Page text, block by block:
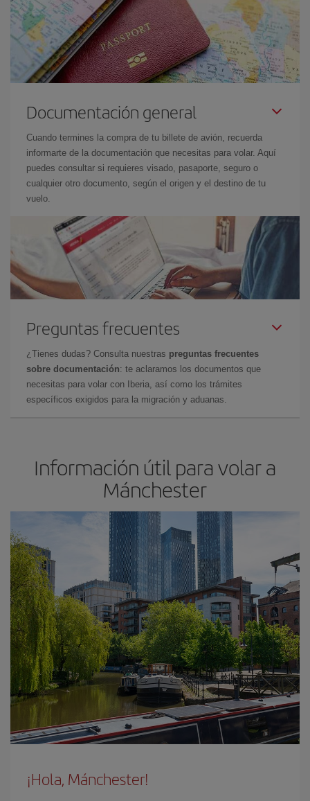
Documentación general
Cuando termines la compra de tu billete de avión, recuerda
informarte de la documentación que necesitas para volar. Aquí
puedes consultar si requieres visado, pasaporte, seguro o
cualquier otro documento, según el origen y el destino de tu
vuelo.
Preguntas frecuentes
¿Tienes dudas? Consulta nuestras preguntas frecuentes
sobre documentación: te aclaramos los documentos que
necesitas para volar con Iberia, así como los trámites
específicos exigidos para la migración y aduanas.
Información útil para volar a
Mánchester
¡Hola, Mánchester!